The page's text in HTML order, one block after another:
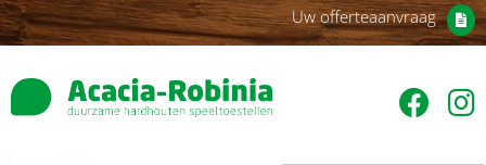
Uw offerteaanvraag